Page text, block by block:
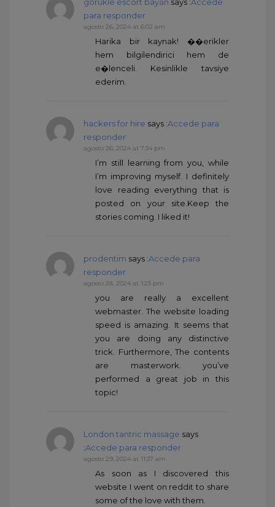
görükle escort bayan says :Accede
para responder
agosto 26, 2024 at 6:02 am
Harika bir kaynak! ��erikler
hem bilgilendirici hem de
e�lenceli. Kesinlikle tavsiye
ederim.
hackers for hire says :Accede para
responder
agosto 26, 2024 at 7:34 pm
I’m still learning from you, while
I’m improving myself. I definitely
love reading everything that is
posted on your site.Keep the
stories coming. I liked it!
prodentim says :Accede para
responder
agosto 28, 2024 at 1:23 pm
you are really a excellent
webmaster. The website loading
speed is amazing. It seems that
you are doing any distinctive
trick. Furthermore, The contents
are masterwork. you’ve
performed a great job in this
topic!
London tantric massage says
:Accede para responder
agosto 29, 2024 at 11:37 am
As soon as I discovered this
website I went on reddit to share
some of the love with them.